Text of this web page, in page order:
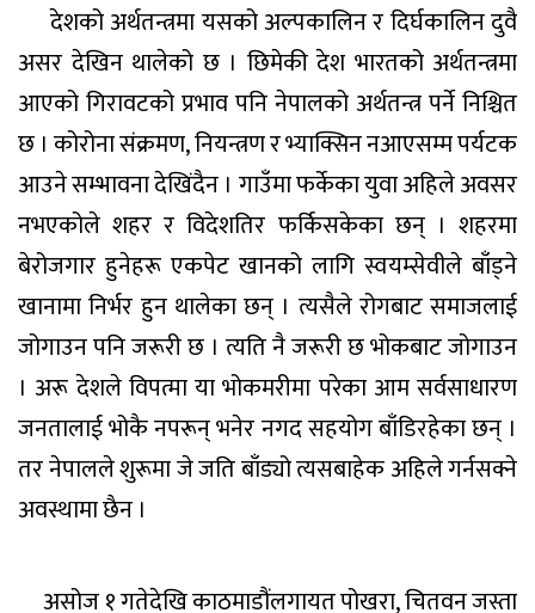
देशको अर्थतन्त्रमा यसको अल्पकालिन र दिर्घकालिन दुवै
असर देखिन थालेको छ । छिमेकी देश भारतको अर्थतन्त्रमा
आएको गिरावटको प्रभाव पनि नेपालको अर्थतन्त्र पर्ने निश्चित
छ । कोरोना संक्रमण, नियन्त्रण र भ्याक्सिन नआएसम्म पर्यटक
आउने सम्भावना देखिंदैन । गाउँमा फर्केका युवा अहिले अवसर
नभएकोले शहर र विदेशतिर फर्किसकेका छन् । शहरमा
बेरोजगार हुनेहरू एकपेट खानको लागि स्वयम्सेवीले बाँड्ने
खानामा निर्भर हुन थालेका छन् । त्यसैले रोगबाट समाजलाई
जोगाउन पनि जरूरी छ । त्यति नै जरूरी छ भोकबाट जोगाउन
। अरू देशले विपत्मा या भोकमरीमा परेका आम सर्वसाधारण
जनतालाई भोकै नपरून् भनेर नगद सहयोग बाँडिरहेका छन् ।
तर नेपालले शुरूमा जे जति बाँड्यो त्यसबाहेक अहिले गर्नसक्ने
अवस्थामा छैन ।
असोज १ गतेदेखि काठमाडौंलगायत पोखरा, चितवन जस्ता